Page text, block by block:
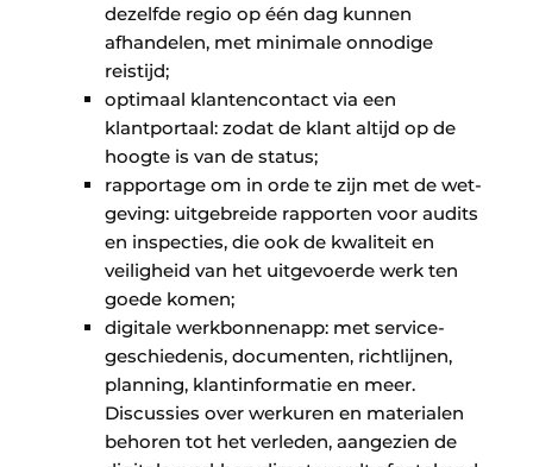
dezelfde regio op één dag kunnen
afhandelen, met minimale onnodige
reistijd;
optimaal klantencontact via een
klantportaal: zodat de klant altijd op de
hoogte is van de status;
rapportage om in orde te zijn met de wet­
geving: uitgebreide rapporten voor audits
en inspecties, die ook de kwaliteit en
veiligheid van het uitgevoerde werk ten
goede komen;
digitale werkbonnenapp: met service­
geschie­denis, documenten, richtlijnen,
planning, klant­informatie en meer.
Discussies over werkuren en materialen
behoren tot het verleden, aangezien de